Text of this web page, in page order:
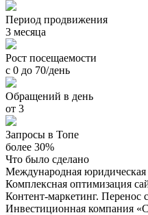
Период продвижения
3 месяца
Рост посещаемости
с 0 до 70/день
Обращений в день
от 3
Запросы в Топе
более 30%
Что было сделано
Международная юридическая
Комплексная оптимизация
Контент-маркетинг. Перенос
Инвестиционная компания